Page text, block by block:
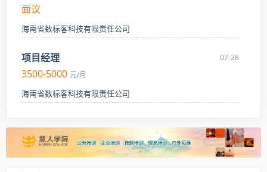
面议
海南省数标客科技有限责任公司
07-28
项目经理
3500-5000 元/月
海南省数标客科技有限责任公司